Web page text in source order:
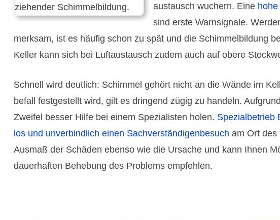
aus­tausch wuchern. Eine
sind erste Warn­signale.
merksam, ist es häufig schon zu spät und die Schimmel­bildung
Keller kann sich bei Luft­aus­tausch zudem auch auf obere
Schnell wird deutlich: Schimmel gehört nicht an die Wände im
befall festge­stellt wird, gilt es drin­gend zügig zu handeln.
Zweifel besser Hilfe bei einem Spezia­listen holen. Spezial­betrieb
los und unver­bind­lich einen Sach­verstän­digen­besuch am Ort des
Ausmaß der Schäden ebenso wie die Ursache und kann Ihnen
dauer­haften Behe­bung des Problems empfehlen.